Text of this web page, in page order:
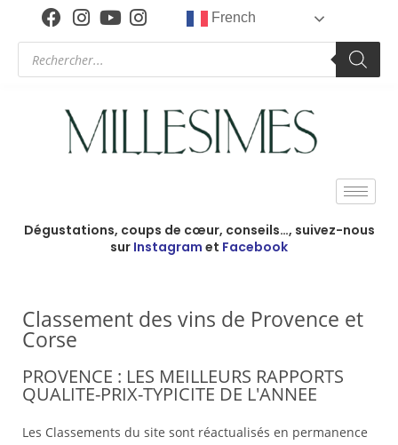
French
Dégustations, coups de cœur, conseils…, suivez-nous
sur Instagram et Facebook
Classement des vins de Provence et
Corse
PROVENCE : LES MEILLEURS RAPPORTS
QUALITE-PRIX-TYPICITE DE L'ANNEE
Les Classements du site sont réactualisés en permanence